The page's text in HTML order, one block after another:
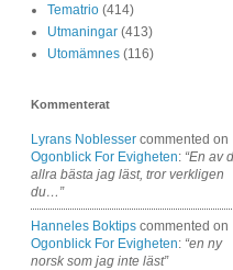
Tematrio (414)
Utmaningar (413)
Utomämnes (116)
Kommenterat
Lyrans Noblesser commented on
Ogonblick For Evigheten: “En av
allra bästa jag läst, tror verkligen
du…”
Hanneles Boktips commented on
Ogonblick For Evigheten: “en ny
norsk som jag inte läst”